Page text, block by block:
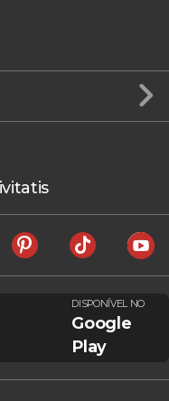
DISPONÍVEL NO
Google
Play